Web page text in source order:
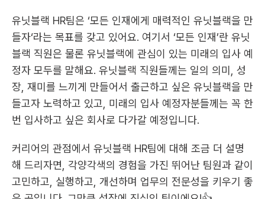
유닛블랙 HR팀은 ‘모든 인재에게 매력적인 유닛블랙을 만
들자‘라는 목표를 갖고 있어요. 여기서 ‘모든 인재’란 유닛
블랙 직원은 물론 유닛블랙에 관심이 있는 미래의 입사 예
정자 모두를 말해요. 유닛블랙 직원들께는 일의 의미, 성
장, 재미를 느끼게 만들어서 출근하고 싶은 유닛블랙을 만
들고자 노력하고 있고, 미래의 입사 예정자분들께는 꼭 한
번 입사하고 싶은 회사로 다가갈 예정입니다.
커리어의 관점에서 유닛블랙 HR팀에 대해 조금 더 설명
해 드리자면, 각양각색의 경험을 가진 뛰어난 팀원과 같이
고민하고, 실행하고, 개선하며 업무의 전문성을 키우기 좋